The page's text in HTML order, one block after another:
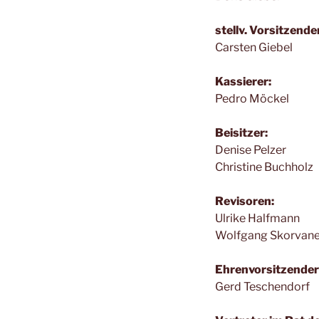
stellv.
Carsten Giebel
Kassierer:
Pedro Möckel
Beisitzer:
Denise Pelzer
Christine Buchholz
Revisoren:
Ulrike Halfmann
Wolfgang
Gerd Teschendorf